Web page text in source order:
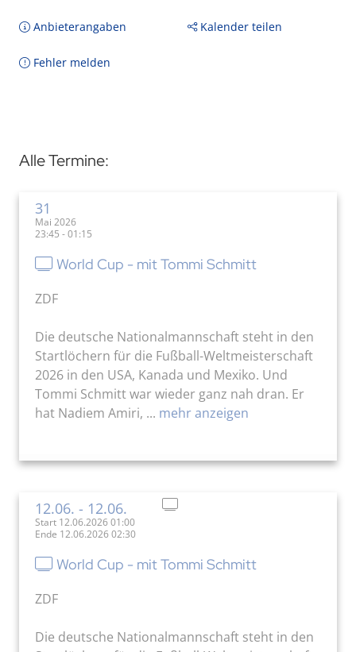
Anbieterangaben Kalender teilen
Fehler melden
Alle Termine:
31
Mai 2026
23:45 - 01:15
World Cup - mit Tommi Schmitt
ZDF
Die deutsche Nationalmannschaft steht in den
Startlöchern für die Fußball-Weltmeisterschaft
2026 in den USA, Kanada und Mexiko. Und
Tommi Schmitt war wieder ganz nah dran. Er
hat Nadiem Amiri, ... mehr anzeigen
12.06. - 12.06.
Start 12.06.2026 01:00
Ende 12.06.2026 02:30
World Cup - mit Tommi Schmitt
ZDF
Die deutsche Nationalmannschaft steht in den